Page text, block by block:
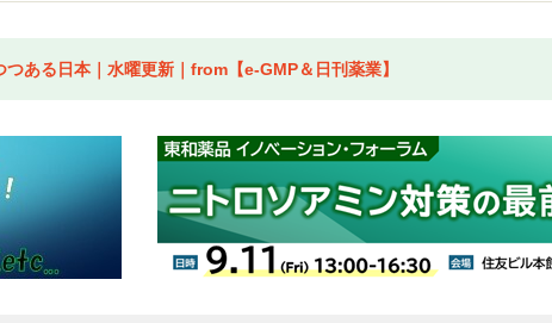
ある日本｜水曜更新｜from【e-GMP＆日刊薬業】